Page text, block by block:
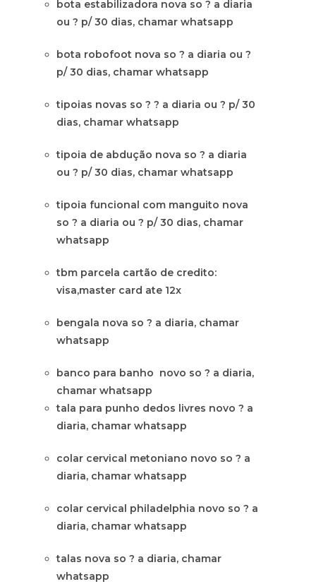
bota estabilizadora nova so ? a diaria
ou ? p/ 30 dias, chamar whatsapp
bota robofoot nova so ? a diaria ou ?
p/ 30 dias, chamar whatsapp
tipoias novas so ? ? a diaria ou ? p/ 30
dias, chamar whatsapp
tipoia de abdução nova so ? a diaria
ou ? p/ 30 dias, chamar whatsapp
tipoia funcional com manguito nova
so ? a diaria ou ? p/ 30 dias, chamar
whatsapp
tbm parcela cartão de credito:
visa,master card ate 12x
bengala nova so ? a diaria, chamar
whatsapp
banco para banho novo so ? a diaria,
chamar whatsapp
tala para punho dedos livres novo ? a
diaria, chamar whatsapp
colar cervical metoniano novo so ? a
diaria, chamar whatsapp
colar cervical philadelphia novo so ? a
diaria, chamar whatsapp
talas nova so ? a diaria, chamar
whatsapp